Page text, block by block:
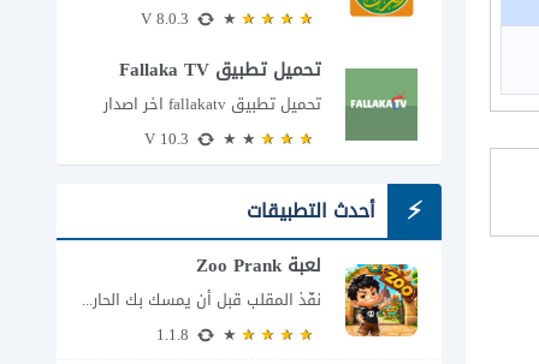
تحميل تطبيق Fallaka TV
تحميل تطبيق fallakatv اخر اصدار
أحدث التطبيقات
لعبة Zoo Prank
نفّذ المقلب قبل أن يمسك بك الحارس تخيل أنك تختبئ خلف الأشجار داخل حديقة...